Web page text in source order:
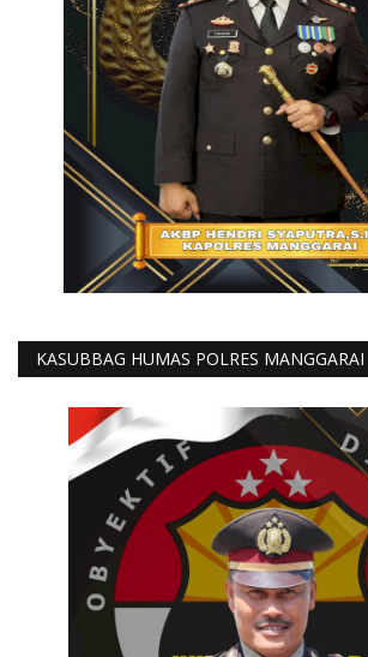
KASUBBAG HUMAS POLRES MANGGARAI